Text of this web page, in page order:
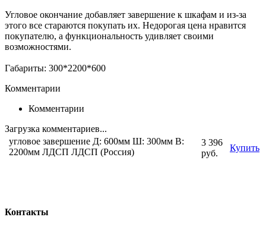
Угловое окончание добавляет завершение к шкафам и из-за
этого все стараются покупать их. Недорогая цена нравится
покупателю, а функциональность удивляет своими
возможностями.
Габариты: 300*2200*600
Комментарии
Комментарии
Загрузка комментариев...
угловое завершение Д: 600мм Ш: 300мм В:
2200мм ЛДСП ЛДСП (Россия)
3 396
руб.
Купить
Контакты